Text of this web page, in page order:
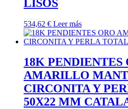
LISOS
534,62 € Leer más
18K PENDIENTES
AMARILLO
CIRCONITA Y
50X22 MM